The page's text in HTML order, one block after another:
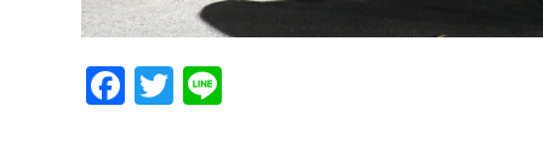
Facebook
Twitter